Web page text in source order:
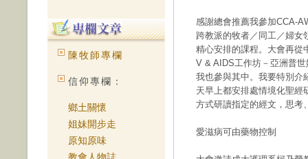
陳牧師專欄
信仰專欄：
鄉土關懷
姐妹開步走
原知原味
感謝總會推薦我參加CCA-
跨教派的牧者／同工／婦女
精心安排的課程。大會再從
V & AIDS工作坊－亞洲普
我也參與其中。我要特別介
天早上都安排處情境化聖
方式研讀指定的經文，思考
愛滋病可由藥物控制